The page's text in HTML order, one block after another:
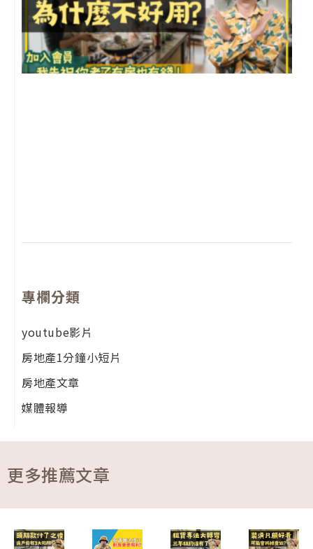
專欄分類
youtube影片
房地產1分鐘小短片
房地產文章
媒體報導
更多推薦文章